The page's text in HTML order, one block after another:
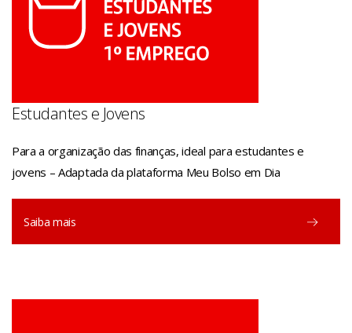
Estudantes e Jovens
Para a organização das finanças, ideal para estudantes e
jovens – Adaptada da plataforma Meu Bolso em Dia
Saiba mais